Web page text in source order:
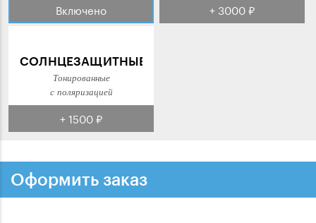
Включено + 3000 ₽
СОЛНЦЕЗАЩИТНЫЕ
Тонированные
с поляризацией
+ 1500 ₽
Оформить заказ